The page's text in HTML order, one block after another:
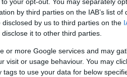
by third parties on the IAB’s list of
by us to third parties on the
it to other third parties.
or more Google services and may
visit or usage behaviour. You may
to use your data for below